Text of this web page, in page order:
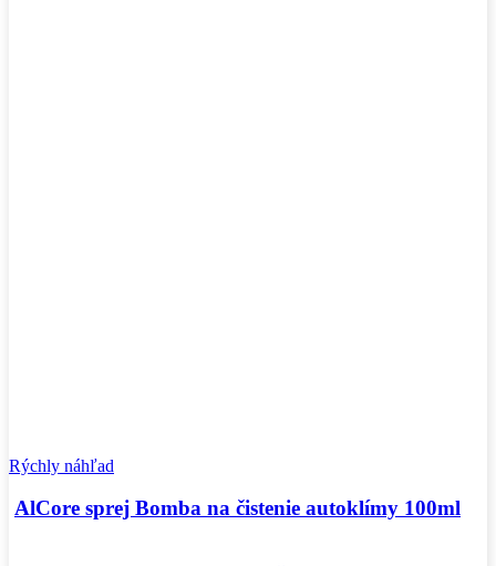
Rýchly náhľad
AlCore sprej Bomba na čistenie autoklímy 100ml